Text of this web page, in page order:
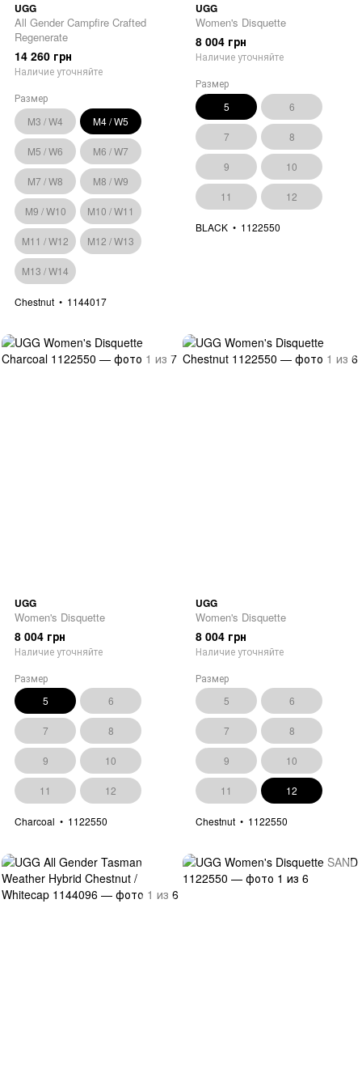
UGG
All Gender Campfire Crafted
Regenerate
14 260 грн
Наличие уточняйте
Размер
M3 / W4
M4 / W5
M5 / W6 M6 / W7
M7 / W8 M8 / W9
M9 / W10 M10 / W11
M11 / W12 M12 / W13
M13 / W14
Chestnut 1144017
UGG
Women's Disquette
8 004 грн
Наличие уточняйте
Размер
5
6
7 8
9 10
11 12
BLACK 1122550
UGG
Women's Disquette
8 004 грн
Наличие уточняйте
Размер
5
6
7 8
9 10
11 12
Charcoal 1122550
UGG
Women's Disquette
8 004 грн
Наличие уточняйте
Размер
5
6
7 8
9 10
11 12
Chestnut 1122550